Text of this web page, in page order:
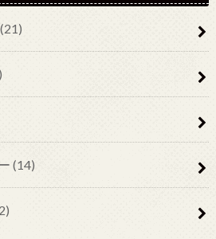
(21)
(14)